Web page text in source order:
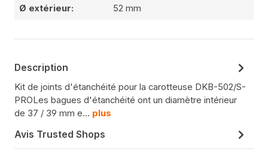
Ø extérieur: 52 mm
Description
Kit de joints d'étanchéité pour la carotteuse DKB-502/S-
PROLes bagues d'étanchéité ont un diamètre intérieur
de 37 / 39 mm e… plus
Avis Trusted Shops